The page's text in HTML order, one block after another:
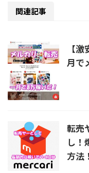
関連記事
【
月で
転売
し！
方法！